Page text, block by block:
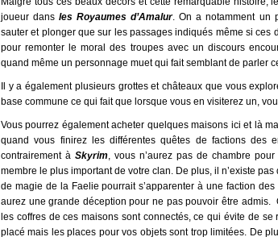
joueur dansles Royaumes d’Amalur. On a notamment un
sauter et plonger que sur les passages indiqués même si ces
pour remonter le moral des troupes avec un discours
quand même un personnage muet qui fait semblant de parler
Il y a également plusieurs grottes et châteaux que vous
base commune ce qui fait que lorsque vous en visiterez un,
Vous pourrez également acheter quelques maisons ici et là
quand vous finirez les différentes quêtes de factions des
contrairement à Skyrim, vous n’aurez pas de chambre
membre le plus important de votre clan. De plus, il n’existe
de magie de la Faelie pourrait s’apparenter à une faction
aurez une grande déception pour ne pas pouvoir être
les coffres de ces maisons sont connectés, ce qui évite de
placé mais les places pour vos objets sont trop limitées. De